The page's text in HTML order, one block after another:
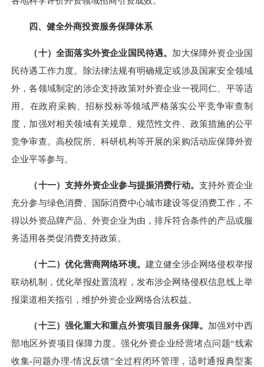
四、健全外商投资服务保障体系
（十）全面落实外资企业国民待遇。 加大保障外资企业国
民待遇工作力度。除法律法规有明确规定或涉及国家安全领域
外，各领域制定的涉企支持政策对外资企业一视同仁、平等适
用。在政府采购、招标投标等领域严格落实公平竞争审查制
度，加强对相关领域有关规章、规范性文件、政策措施的公平
竞争审查。高校院所、科研机构等开展的采购活动应保障外资
企业平等参与。
（十一）支持外资企业参与提振消费行动。支持外资企业
充分参与绿色消费、国际消费中心城市建设等促消费工作，不
得以外资品牌产品、外资企业为由，排斥符合条件的产品或服
务适用各类促消费支持政策。
（十二）优化营商网络环境。 建立健全涉企网络侵权举报
联动机制，优化举报处置流程，发布涉企网络侵权信息线上举
报渠道相关指引，维护外资企业网络合法权益。
（十三）强化重大和重点外资项目服务保障。 加强对中西
部地区外资项目保障力度。强化外资企业经营堵点问题“线索
收集-问题办理-情况反馈”全过程闭环管理，适时通报典型案